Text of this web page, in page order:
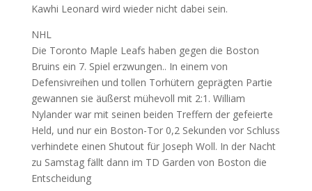
Kawhi Leonard wird wieder nicht dabei sein.
NHL
Die Toronto Maple Leafs haben gegen die Boston
Bruins ein 7. Spiel erzwungen.. In einem von
Defensivreihen und tollen Torhütern geprägten Partie
gewannen sie äußerst mühevoll mit 2:1. William
Nylander war mit seinen beiden Treffern der gefeierte
Held, und nur ein Boston-Tor 0,2 Sekunden vor Schluss
verhindete einen Shutout für Joseph Woll. In der Nacht
zu Samstag fällt dann im TD Garden von Boston die
Entscheidung